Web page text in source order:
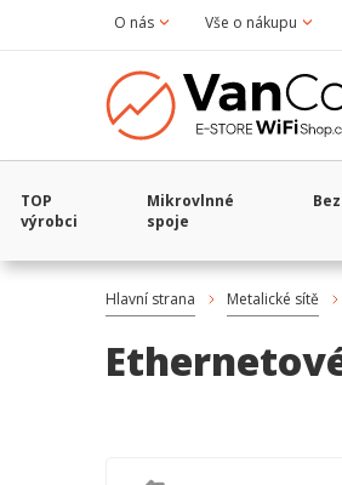
O nás Vše o nákupu
TOP
výrobci
Mikrovlnné
spoje
Hlavní strana Metalické sítě